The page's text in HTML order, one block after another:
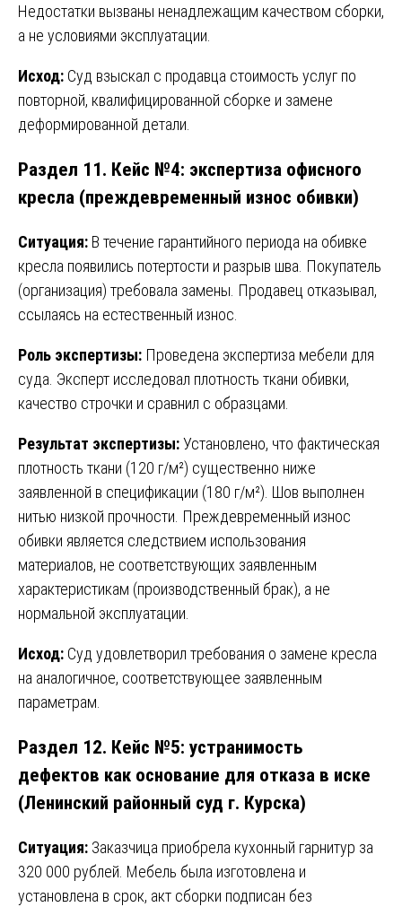
Недостатки вызваны ненадлежащим качеством сборки,
а не условиями эксплуатации.
Исход: Суд взыскал с продавца стоимость услуг по
повторной, квалифицированной сборке и замене
деформированной детали.
Раздел 11. Кейс №4: экспертиза офисного
кресла (преждевременный износ обивки)
Ситуация: В течение гарантийного периода на обивке
кресла появились потертости и разрыв шва. Покупатель
(организация) требовала замены. Продавец отказывал,
ссылаясь на естественный износ.
Роль экспертизы: Проведена экспертиза мебели для
суда. Эксперт исследовал плотность ткани обивки,
качество строчки и сравнил с образцами.
Результат экспертизы:Установлено, что фактическая
плотность ткани (120 г/м²) существенно ниже
заявленной в спецификации (180 г/м²). Шов выполнен
нитью низкой прочности. Преждевременный износ
обивки является следствием использования
материалов, не соответствующих заявленным
характеристикам (производственный брак), а не
нормальной эксплуатации.
Исход: Суд удовлетворил требования о замене кресла
на аналогичное, соответствующее заявленным
параметрам.
Раздел 12. Кейс №5: устранимость
дефектов как основание для отказа в иске
(Ленинский районный суд г. Курска)
Ситуация: Заказчица приобрела кухонный гарнитур за
320 000 рублей. Мебель была изготовлена и
установлена в срок, акт сборки подписан без